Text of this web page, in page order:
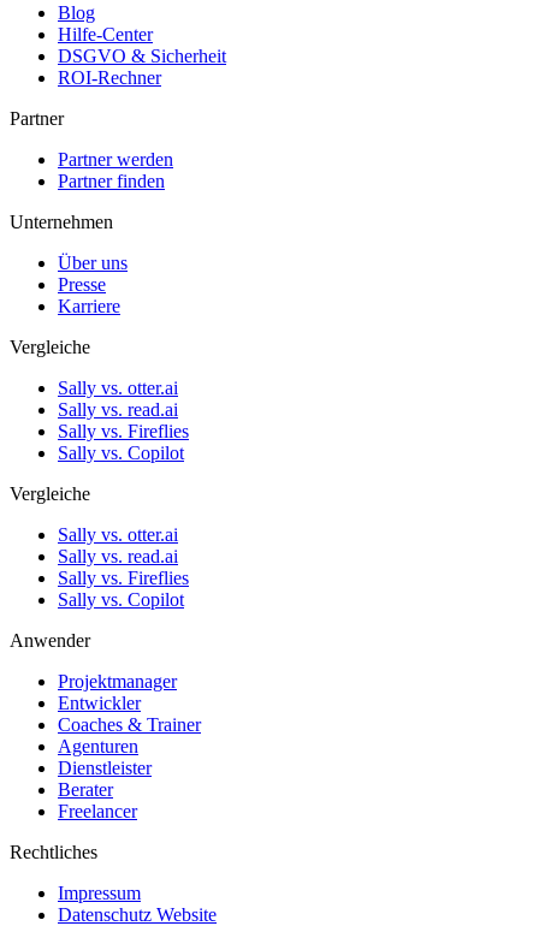
Blog
Hilfe-Center
DSGVO & Sicherheit
ROI-Rechner
Partner
Partner werden
Partner finden
Unternehmen
Über uns
Presse
Karriere
Vergleiche
Sally vs. otter.ai
Sally vs. read.ai
Sally vs. Fireflies
Sally vs. Copilot
Vergleiche
Sally vs. otter.ai
Sally vs. read.ai
Sally vs. Fireflies
Sally vs. Copilot
Anwender
Projektmanager
Entwickler
Coaches & Trainer
Agenturen
Dienstleister
Berater
Freelancer
Rechtliches
Impressum
Datenschutz Website